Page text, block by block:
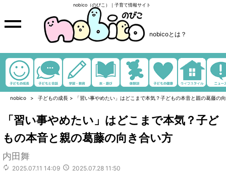
nobico（のびこ）｜子育て情報サイト
nobicoとは？
nobico 子どもの成長 > 「習い事やめたい」はどこまで本気？子どもの本音と親の葛藤の
「習い事やめたい」はどこまで本気？子ど
もの本音と親の葛藤の向き合い方
内田舞
2025.07.11 14:09 2025.07.28 11:50